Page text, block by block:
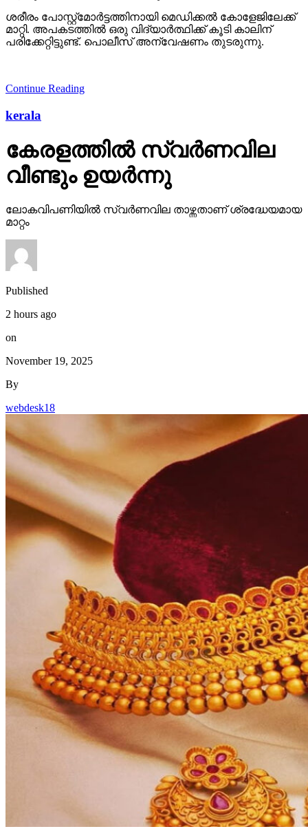
ശരീരം പോസ്റ്റ്മോര്‍ട്ടത്തിനായി മെഡിക്കല്‍ കോളേജിലേക്ക്
മാറ്റി. അപകടത്തില്‍ ഒരു വിദ്യാര്‍ത്ഥിക്ക് കൂടി കാലിന്
പരിക്കേറ്റിട്ടുണ്ട്. പൊലീസ് അന്വേഷണം തുടരുന്നു.
Continue Reading
kerala
കേരളത്തില്‍ സ്വര്‍ണവില
വീണ്ടും ഉയര്‍ന്നു
ലോകവിപണിയില്‍ സ്വര്‍ണവില താഴ്ന്നതാണ് ശ്രദ്ധേയമായ
മാറ്റം
Published
2 hours ago
on
November 19, 2025
By
webdesk18